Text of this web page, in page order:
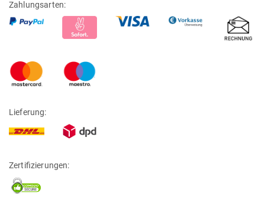
Zahlungsarten:
Lieferung:
Zertifizierungen: